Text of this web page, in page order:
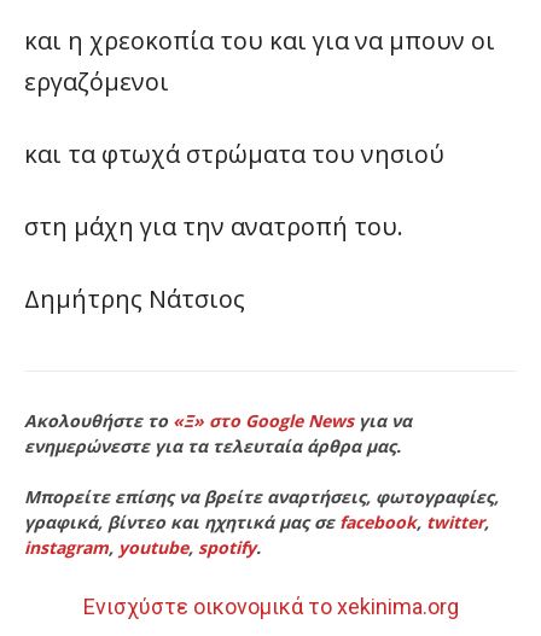
και η χρεοκοπία του και για να μπουν οι
εργαζόμενοι
και τα φτωχά στρώματα του νησιού
στη μάχη για την ανατροπή του.
Δημήτρης Νάτσιος
Ακολουθήστε το «Ξ» στο Google Newsγια να
ενημερώνεστε για τα τελευταία άρθρα μας.
Μπορείτε επίσης να βρείτε αναρτήσεις, φωτογραφίες,
γραφικά, βίντεο και ηχητικά μας σε facebook, twitter,
instagram, youtube, spotify.
Ενισχύστε οικονομικά το xekinima.org